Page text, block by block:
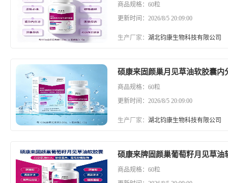
商品规格：60粒
更新时间：2026/8/5 20:09:00
生产厂家： 湖北钧康生物科技有限公司
硕康来固颜巢月见草油软胶囊内
商品规格：60粒
更新时间：2026/8/5 20:09:00
生产厂家： 湖北钧康生物科技有限公司
硕康来牌固颜巢葡萄籽月见草油
商品规格：60粒